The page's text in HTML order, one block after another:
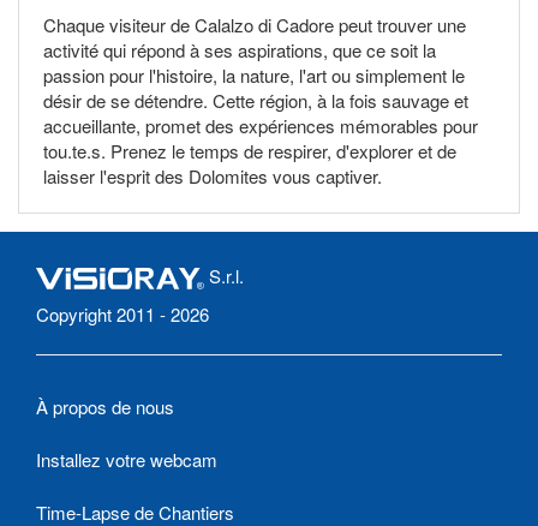
Chaque visiteur de Calalzo di Cadore peut trouver une
activité qui répond à ses aspirations, que ce soit la
passion pour l'histoire, la nature, l'art ou simplement le
désir de se détendre. Cette région, à la fois sauvage et
accueillante, promet des expériences mémorables pour
tou.te.s. Prenez le temps de respirer, d'explorer et de
laisser l'esprit des Dolomites vous captiver.
S.r.l.
Copyright 2011 - 2026
À propos de nous
Installez votre webcam
Time-Lapse de Chantiers